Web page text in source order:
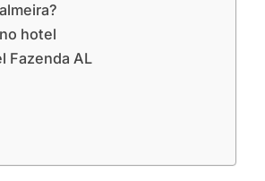
hotel
Fazenda AL